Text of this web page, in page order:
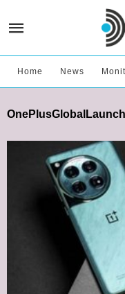
Home News
OnePlusGlobalLaunch